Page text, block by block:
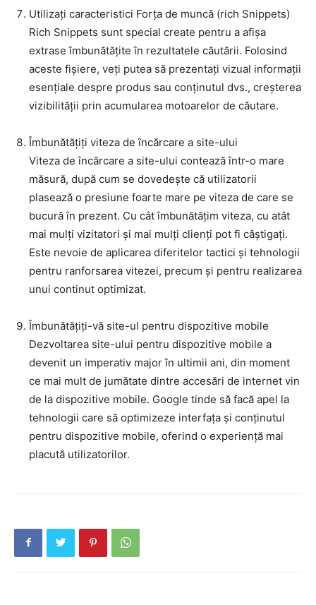
Utilizați caracteristici Forța de muncă (rich Snippets)
Rich Snippets sunt special create pentru a afișa
extrase îmbunătățite în rezultatele căutării. Folosind
aceste fișiere, veți putea să prezentați vizual informații
esențiale despre produs sau conținutul dvs., creșterea
vizibilității prin acumularea motoarelor de căutare.
Îmbunătățiți viteza de încărcare a site-ului
Viteza de încărcare a site-ului contează într-o mare
măsură, după cum se dovedește că utilizatorii
plasează o presiune foarte mare pe viteza de care se
bucură în prezent. Cu cât îmbunătățim viteza, cu atât
mai mulți vizitatori și mai mulți clienți pot fi câștigați.
Este nevoie de aplicarea diferitelor tactici și tehnologii
pentru ranforsarea vitezei, precum și pentru realizarea
unui continut optimizat.
Îmbunătățiți-vă site-ul pentru dispozitive mobile
Dezvoltarea site-ului pentru dispozitive mobile a
devenit un imperativ major în ultimii ani, din moment
ce mai mult de jumătate dintre accesări de internet vin
de la dispozitive mobile. Google tinde să facă apel la
tehnologii care să optimizeze interfața și conținutul
pentru dispozitive mobile, oferind o experiență mai
placută utilizatorilor.